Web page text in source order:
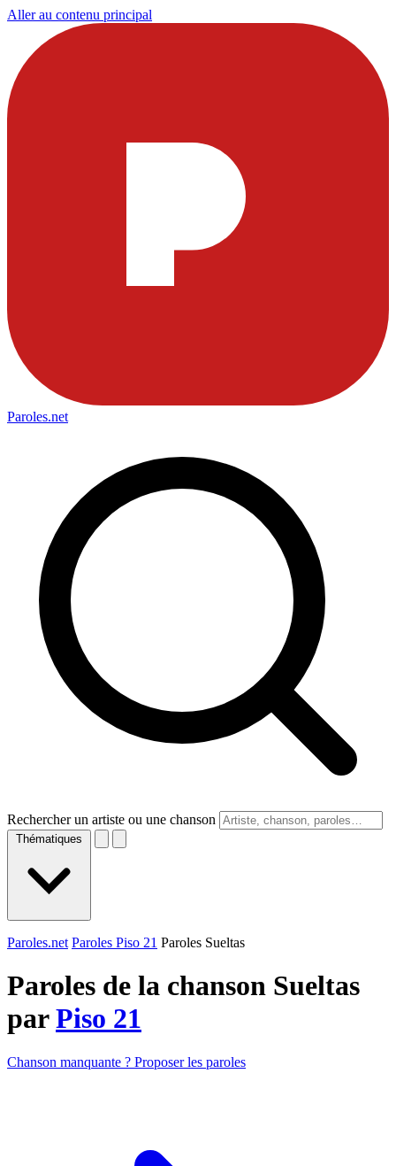
Aller au contenu principal
Paroles.net
Rechercher un artiste ou une chanson
Thématiques
Paroles.net Paroles Piso 21 Paroles Sueltas
Paroles de la chanson Sueltas
parPiso 21
Chanson manquante ? Proposer les paroles